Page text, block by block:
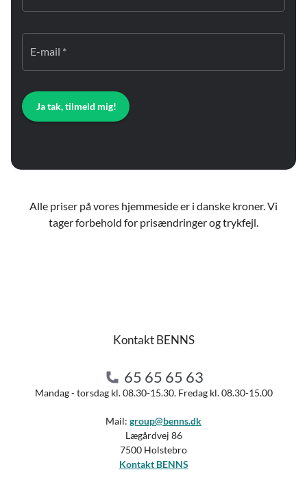
E-mail *
Ja tak, tilmeld mig!
Alle priser på vores hjemmeside er i danske kroner. Vi
tager forbehold for prisændringer og trykfejl.
Kontakt BENNS
65 65 65 63
Mandag - torsdag kl. 08.30-15.30. Fredag kl. 08.30-15.00
Mail: group@benns.dk
Lægårdvej 86
7500 Holstebro
Kontakt BENNS